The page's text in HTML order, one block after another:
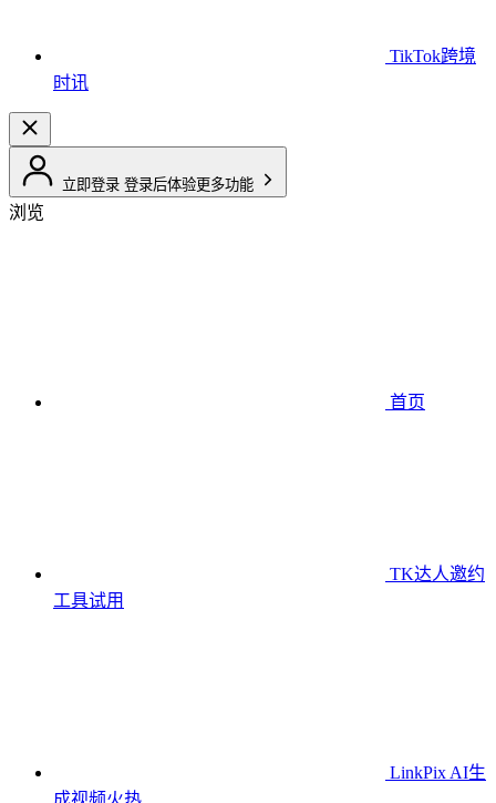
TikTok跨境
时讯
立即登录 登录后体验更多功能
浏览
首页
TK达人邀约
工具试用
LinkPix AI生
成视频火热